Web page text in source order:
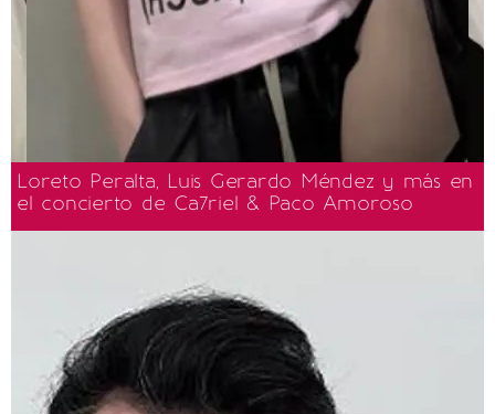
Loreto Peralta, Luis Gerardo Méndez y más en
el concierto de Ca7riel & Paco Amoroso